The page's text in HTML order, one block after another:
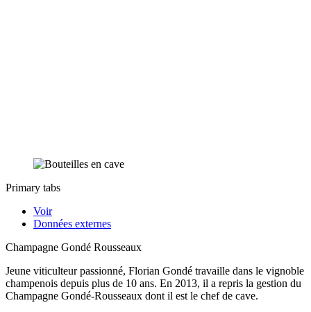
Primary tabs
Voir
Données externes
Champagne Gondé Rousseaux
Jeune viticulteur passionné, Florian Gondé travaille dans le vignoble
champenois depuis plus de 10 ans. En 2013, il a repris la gestion du
Champagne Gondé-Rousseaux dont il est le chef de cave.